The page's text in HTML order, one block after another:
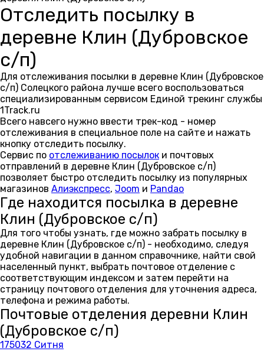
Отследить посылку в
деревне Клин (Дубровское
с/п)
Для отслеживания посылки в деревне Клин (Дубровское
с/п) Солецкого района лучше всего воспользоваться
специализированным сервисом Единой трекинг службы
1Track.ru
Всего навсего нужно ввести трек-код - номер
отслеживания в специальное поле на сайте и нажать
кнопку отследить посылку.
Сервис по отслеживанию посылок и почтовых
отправлений в деревне Клин (Дубровское с/п)
позволяет быстро отследить посылку из популярных
магазинов Алиэкспресс, Joom и Pandao
Где находится посылка в деревне
Клин (Дубровское с/п)
Для того чтобы узнать, где можно забрать посылку в
деревне Клин (Дубровское с/п) - необходимо, следуя
удобной навигации в данном справочнике, найти свой
населенный пункт, выбрать почтовое отделение с
соответствующим индексом и затем перейти на
страницу почтового отделения для уточнения адреса,
телефона и режима работы.
Почтовые отделения деревни Клин
(Дубровское с/п)
175032 Ситня